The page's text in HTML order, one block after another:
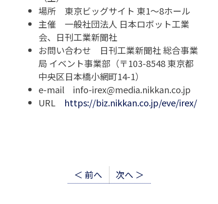
場所 東京ビッグサイト 東1～8ホール
主催 一般社団法人 日本ロボット工業
会、日刊工業新聞社
お問い合わせ 日刊工業新聞社 総合事業
局 イベント事業部（〒103-8548 東京都
中央区日本橋小網町14-1）
e-mail info-irex@media.nikkan.co.jp
URL https://biz.nikkan.co.jp/eve/irex/
＜ 前へ 次へ ＞